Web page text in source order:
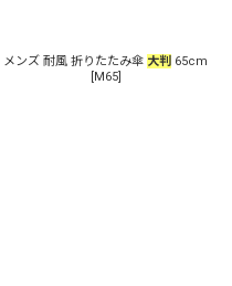
メンズ 耐風 折りたたみ傘 大判 65cm
[M65]